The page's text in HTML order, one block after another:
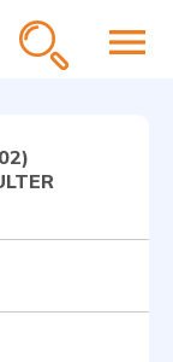
menu